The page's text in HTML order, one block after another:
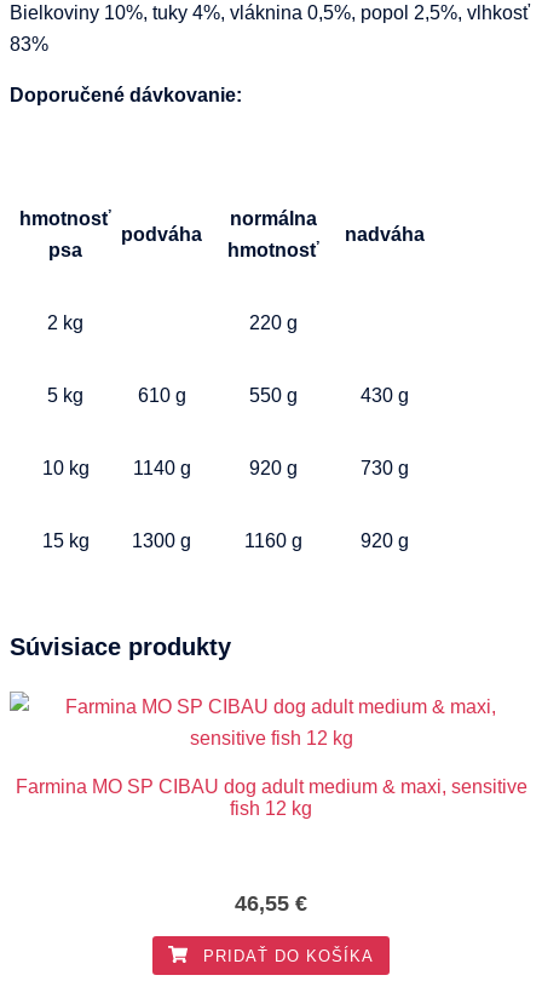
Bielkoviny 10%, tuky 4%, vláknina 0,5%, popol 2,5%, vlhkosť
83%
Doporučené dávkovanie:
hmotnosť
psa
podváha
normálna
hmotnosť
nadváha
2 kg 220 g
5 kg 610 g 550 g 430 g
10 kg 1140 g 920 g 730 g
15 kg 1300 g 1160 g 920 g
Súvisiace produkty
Farmina MO SP CIBAU dog adult medium & maxi, sensitive
fish 12 kg
46,55 €
PRIDAŤ DO KOŠÍKA